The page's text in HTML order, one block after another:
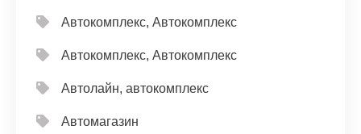
Автокомплекс, Автокомплекс
Автокомплекс, Автокомплекс
Автолайн, автокомплекс
Автомагазин